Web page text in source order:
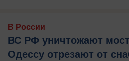
В России
ВС РФ уничтожают
Одессу отрезают от